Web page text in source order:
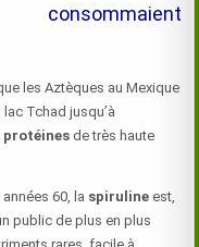
consommaient
les Aztèques au Mexique
Tchad jusqu’à
protéines de très haute
60, la spiruline est,
public de plus en plus